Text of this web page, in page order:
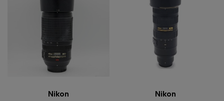
Nikon Nikon